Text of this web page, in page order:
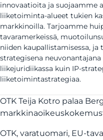
innovaatioita ja suojaamme
liiketoiminta-alueet tukien
markkinoilla. Tarjoamme
tavaramerkeissä,
niiden kaupallistamisessa,
strategisena
liikejuridiikassa kuin IP-
liiketoimintastrategiaa.
OTK Teija Kotro palaa
OTK, varatuomari, EU-